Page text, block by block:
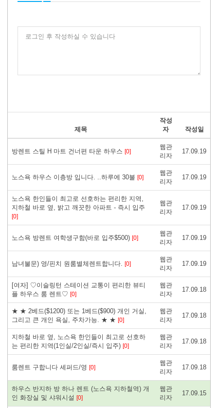
로그인 후 작성하실 수 있습니다
제목
작성
자
작성일
방렌트 스틸 H 마트 건너편 타운 하우스 [0]
웹관
리자
17.09.19
노스욕 하우스 이층방 입니다. ..하루에 30불 [0]
웹관
리자
17.09.19
노스욕 한인들이 최고로 선호하는 편리한 지역,
지하철 바로 옆, 밝고 깨끗한 아파트 - 즉시 입주
[0]
웹관
리자
17.09.19
노스욕 방렌트 여학생구함(바로 입주$500) [0]
웹관
리자
17.09.19
남녀불문) 영/핀치 원룸별체렌트합니다. [0]
웹관
리자
17.09.19
[여자] ♡이슬링턴 스테이션 교통이 편리한 뷰티
플 하우스 룸 렌트♡ [0]
웹관
리자
17.09.18
★ ★ 2베드($1200) 또는 1베드($900) 개인 거실,
그리고 큰 개인 욕실, 주차가능. ★ ★ [0]
웹관
리자
17.09.18
지하철 바로 옆, 노스욕 한인들이 최고로 선호하
는 편리한 지역(1인실/2인실/즉시 입주) [0]
웹관
리자
17.09.18
룸렌트 구합니다 셰퍼드/영 [0]
웹관
리자
17.09.18
하우스 반지하 방 하나 렌트 (노스욕 지하철역) 개
인 화장실 및 샤워시설 [0]
웹관
리자
17.09.15